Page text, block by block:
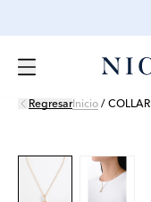
RegresarInicio / COLLAR